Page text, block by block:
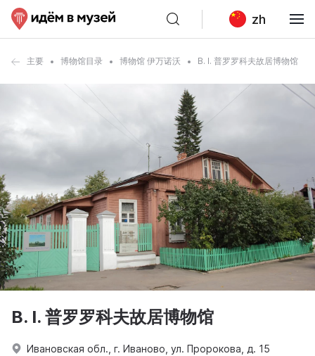
zh
主要 博物馆目录 博物馆 伊万诺沃 B. I. 普罗罗科夫故居博物馆
B. I. 普罗罗科夫故居博物馆
Ивановская обл., г. Иваново, ул. Пророкова, д. 15